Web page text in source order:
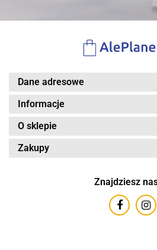
Dane adresowe
Informacje
O sklepie
Zakupy
Znajdziesz